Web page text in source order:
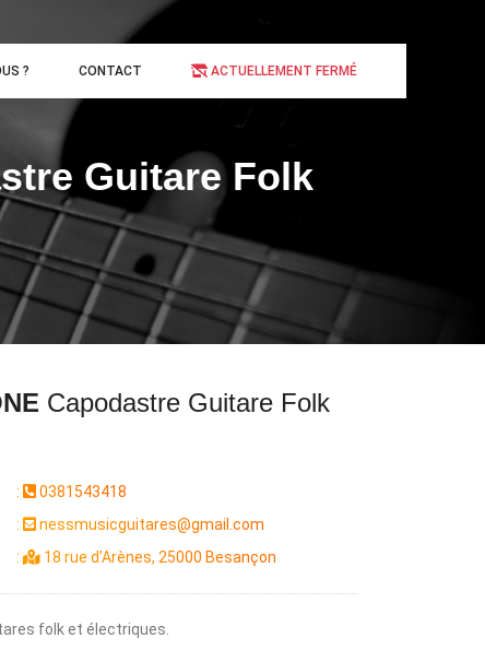
? CONTACT ACTUELLEMENT FERMÉ
Guitare Folk
Capodastre Guitare Folk
: 0381543418
: nessmusicguitares@gmail.com
: 18 rue d'Arènes, 25000 Besançon
folk et électriques.